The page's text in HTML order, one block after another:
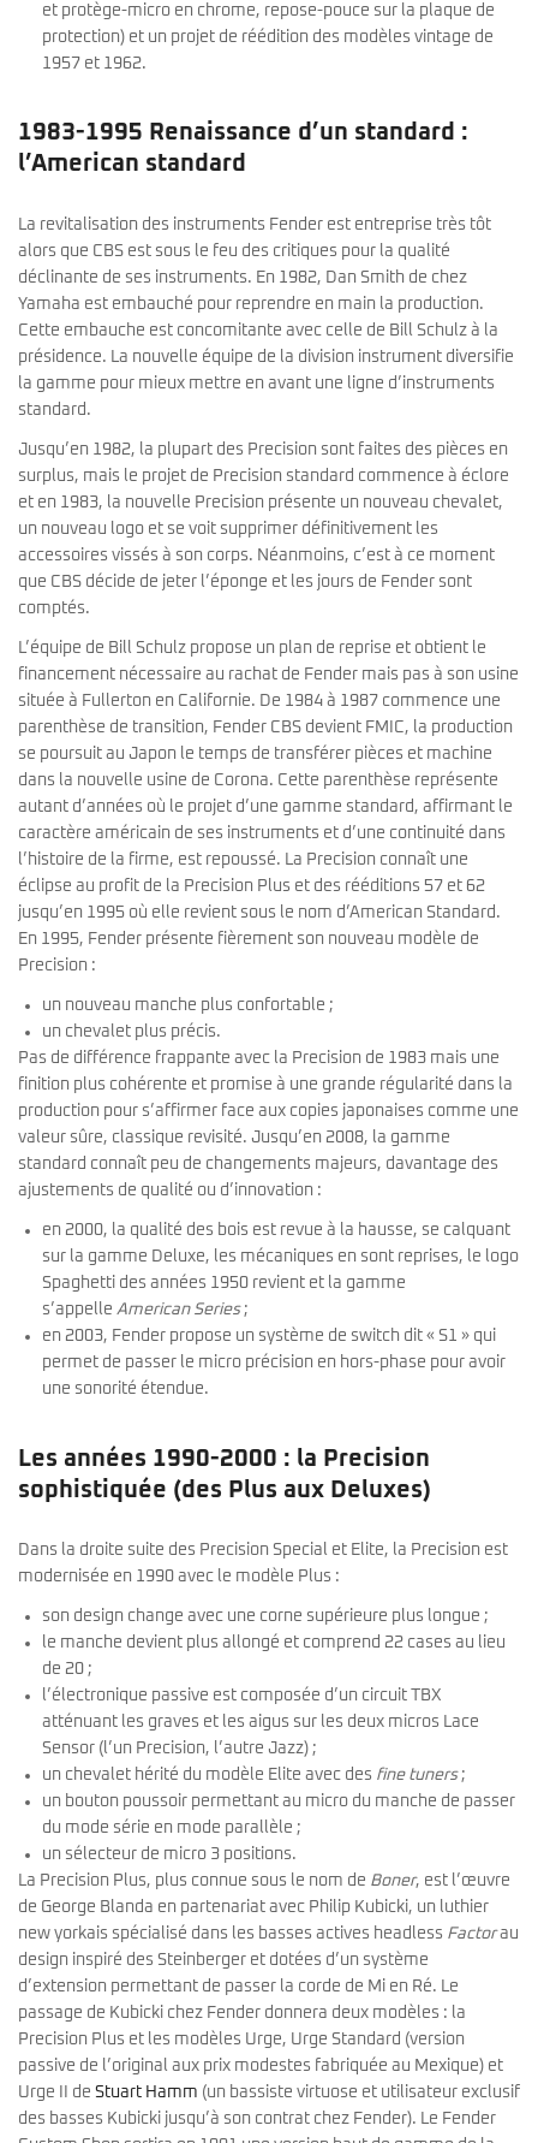
et protège-micro en chrome, repose-pouce sur la plaque de
protection) et un projet de réédition des modèles vintage de
1957 et 1962.
1983-1995 Renaissance d’un standard :
l’American standard
La revitalisation des instruments Fender est entreprise très tôt
alors que CBS est sous le feu des critiques pour la qualité
déclinante de ses instruments. En 1982, Dan Smith de chez
Yamaha est embauché pour reprendre en main la production.
Cette embauche est concomitante avec celle de Bill Schulz à la
présidence. La nouvelle équipe de la division instrument diversifie
la gamme pour mieux mettre en avant une ligne d’instruments
standard.
Jusqu’en 1982, la plupart des Precision sont faites des pièces en
surplus, mais le projet de Precision standard commence à éclore
et en 1983, la nouvelle Precision présente un nouveau chevalet,
un nouveau logo et se voit supprimer définitivement les
accessoires vissés à son corps. Néanmoins, c’est à ce moment
que CBS décide de jeter l’éponge et les jours de Fender sont
comptés.
L’équipe de Bill Schulz propose un plan de reprise et obtient le
financement nécessaire au rachat de Fender mais pas à son usine
située à Fullerton en Californie. De 1984 à 1987 commence une
parenthèse de transition, Fender CBS devient FMIC, la production
se poursuit au Japon le temps de transférer pièces et machine
dans la nouvelle usine de Corona. Cette parenthèse représente
autant d’années où le projet d’une gamme standard, affirmant le
caractère américain de ses instruments et d’une continuité dans
l’histoire de la firme, est repoussé. La Precision connaît une
éclipse au profit de la Precision Plus et des rééditions 57 et 62
jusqu’en 1995 où elle revient sous le nom d’American Standard.
En 1995, Fender présente fièrement son nouveau modèle de
Precision :
un nouveau manche plus confortable ;
un chevalet plus précis.
Pas de différence frappante avec la Precision de 1983 mais une
finition plus cohérente et promise à une grande régularité dans la
production pour s’affirmer face aux copies japonaises comme une
valeur sûre, classique revisité. Jusqu’en 2008, la gamme
standard connaît peu de changements majeurs, davantage des
ajustements de qualité ou d’innovation :
en 2000, la qualité des bois est revue à la hausse, se calquant
sur la gamme Deluxe, les mécaniques en sont reprises, le logo
Spaghetti des années 1950 revient et la gamme
s’appelle American Series;
en 2003, Fender propose un système de switch dit « S1 » qui
permet de passer le micro précision en hors-phase pour avoir
une sonorité étendue.
Les années 1990-2000 : la Precision
sophistiquée (des Plus aux Deluxes)
Dans la droite suite des Precision Special et Elite, la Precision est
modernisée en 1990 avec le modèle Plus :
son design change avec une corne supérieure plus longue ;
le manche devient plus allongé et comprend 22 cases au lieu
de 20 ;
l’électronique passive est composée d’un circuit TBX
atténuant les graves et les aigus sur les deux micros Lace
Sensor (l’un Precision, l’autre Jazz) ;
un chevalet hérité du modèle Elite avec des fine tuners;
un bouton poussoir permettant au micro du manche de passer
du mode série en mode parallèle ;
un sélecteur de micro 3 positions.
La Precision Plus, plus connue sous le nom de Boner, est l’œuvre
de George Blanda en partenariat avec Philip Kubicki, un luthier
new yorkais spécialisé dans les basses actives headless Factorau
design inspiré des Steinberger et dotées d’un système
d’extension permettant de passer la corde de Mi en Ré. Le
passage de Kubicki chez Fender donnera deux modèles : la
Precision Plus et les modèles Urge, Urge Standard (version
passive de l’original aux prix modestes fabriquée au Mexique) et
Urge II de Stuart Hamm (un bassiste virtuose et utilisateur exclusif
des basses Kubicki jusqu’à son contrat chez Fender). Le Fender